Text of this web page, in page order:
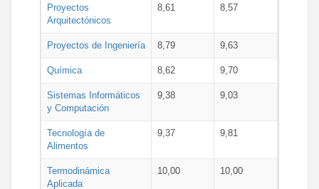
Proyectos
Arquitectónicos
8,61 8,57
Proyectos de Ingeniería 8,79 9,63
Química 8,62 9,70
Sistemas Informáticos
y Computación
9,38 9,03
Tecnología de
Alimentos
9,37 9,81
Termodinámica
Aplicada
10,00 10,00